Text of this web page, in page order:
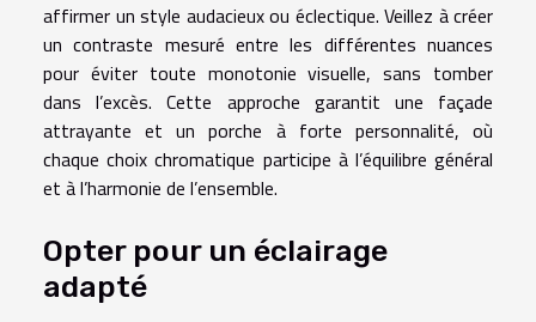
affirmer un style audacieux ou éclectique. Veillez à créer
un contraste mesuré entre les différentes nuances
pour éviter toute monotonie visuelle, sans tomber
dans l’excès. Cette approche garantit une façade
attrayante et un porche à forte personnalité, où
chaque choix chromatique participe à l’équilibre général
et à l’harmonie de l’ensemble.
Opter pour un éclairage
adapté